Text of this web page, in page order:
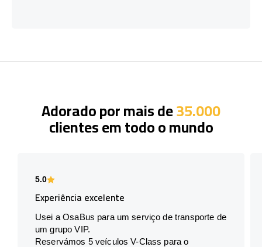
Adorado por mais de35.000
clientes em todo o mundo
5.0
Experiência excelente
Usei a OsaBus para um serviço de transporte de
um grupo VIP.
Reservámos 5 veículos V-Class para o